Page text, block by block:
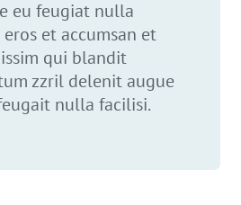
eu feugiat nulla
et accumsan et
qui blandit
zzril delenit augue
nulla facilisi.